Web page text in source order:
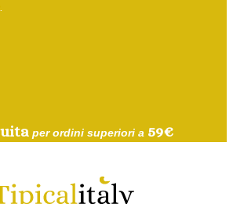
per ordini superiori a 59€